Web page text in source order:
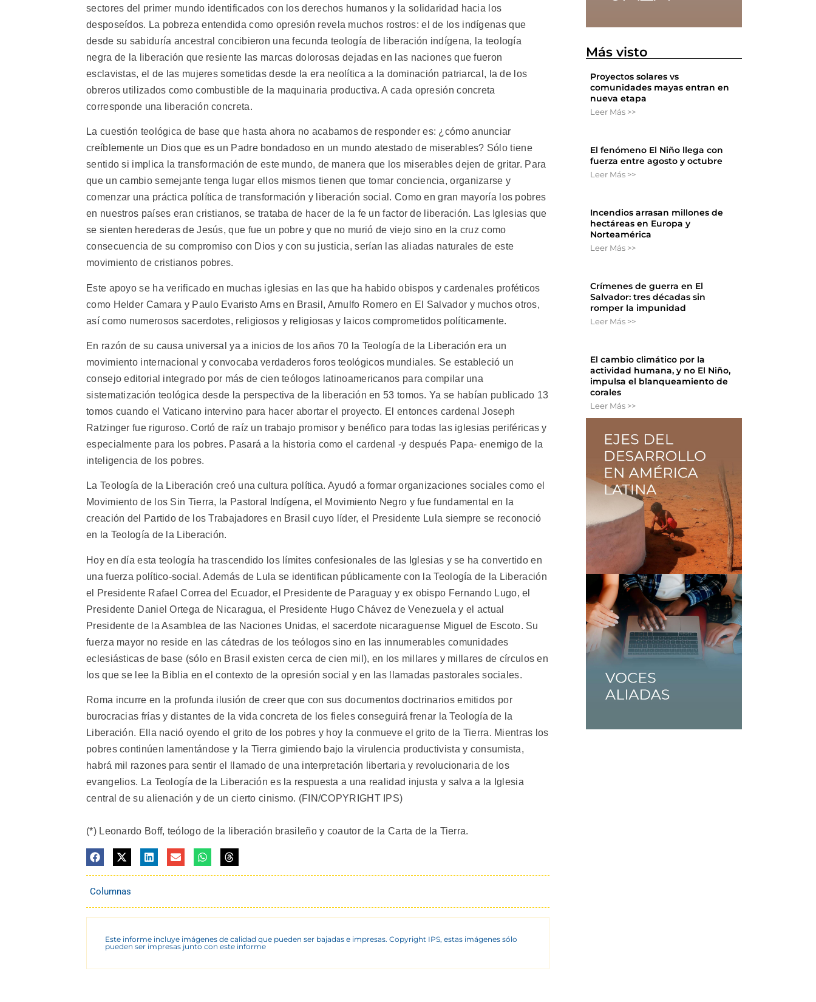
sectores del primer mundo identificados con los derechos humanos y la solidaridad hacia los
desposeídos. La pobreza entendida como opresión revela muchos rostros: el de los indígenas que
desde su sabiduría ancestral concibieron una fecunda teología de liberación indígena, la teología
negra de la liberación que resiente las marcas dolorosas dejadas en las naciones que fueron
esclavistas, el de las mujeres sometidas desde la era neolítica a la dominación patriarcal, la de los
obreros utilizados como combustible de la maquinaria productiva. A cada opresión concreta
corresponde una liberación concreta.
La cuestión teológica de base que hasta ahora no acabamos de responder es: ¿cómo anunciar
creíblemente un Dios que es un Padre bondadoso en un mundo atestado de miserables? Sólo tiene
sentido si implica la transformación de este mundo, de manera que los miserables dejen de gritar. Para
que un cambio semejante tenga lugar ellos mismos tienen que tomar conciencia, organizarse y
comenzar una práctica política de transformación y liberación social. Como en gran mayoría los pobres
en nuestros países eran cristianos, se trataba de hacer de la fe un factor de liberación. Las Iglesias que
se sienten herederas de Jesús, que fue un pobre y que no murió de viejo sino en la cruz como
consecuencia de su compromiso con Dios y con su justicia, serían las aliadas naturales de este
movimiento de cristianos pobres.
Este apoyo se ha verificado en muchas iglesias en las que ha habido obispos y cardenales proféticos
como Helder Camara y Paulo Evaristo Arns en Brasil, Arnulfo Romero en El Salvador y muchos otros,
así como numerosos sacerdotes, religiosos y religiosas y laicos comprometidos políticamente.
En razón de su causa universal ya a inicios de los años 70 la Teología de la Liberación era un
movimiento internacional y convocaba verdaderos foros teológicos mundiales. Se estableció un
consejo editorial integrado por más de cien teólogos latinoamericanos para compilar una
sistematización teológica desde la perspectiva de la liberación en 53 tomos. Ya se habían publicado 13
tomos cuando el Vaticano intervino para hacer abortar el proyecto. El entonces cardenal Joseph
Ratzinger fue riguroso. Cortó de raíz un trabajo promisor y benéfico para todas las iglesias periféricas y
especialmente para los pobres. Pasará a la historia como el cardenal -y después Papa- enemigo de la
inteligencia de los pobres.
La Teología de la Liberación creó una cultura política. Ayudó a formar organizaciones sociales como el
Movimiento de los Sin Tierra, la Pastoral Indígena, el Movimiento Negro y fue fundamental en la
creación del Partido de los Trabajadores en Brasil cuyo líder, el Presidente Lula siempre se reconoció
en la Teología de la Liberación.
Hoy en día esta teología ha trascendido los límites confesionales de las Iglesias y se ha convertido en
una fuerza político-social. Además de Lula se identifican públicamente con la Teología de la Liberación
el Presidente Rafael Correa del Ecuador, el Presidente de Paraguay y ex obispo Fernando Lugo, el
Presidente Daniel Ortega de Nicaragua, el Presidente Hugo Chávez de Venezuela y el actual
Presidente de la Asamblea de las Naciones Unidas, el sacerdote nicaraguense Miguel de Escoto. Su
fuerza mayor no reside en las cátedras de los teólogos sino en las innumerables comunidades
eclesiásticas de base (sólo en Brasil existen cerca de cien mil), en los millares y millares de círculos en
los que se lee la Biblia en el contexto de la opresión social y en las llamadas pastorales sociales.
Roma incurre en la profunda ilusión de creer que con sus documentos doctrinarios emitidos por
burocracias frías y distantes de la vida concreta de los fieles conseguirá frenar la Teología de la
Liberación. Ella nació oyendo el grito de los pobres y hoy la conmueve el grito de la Tierra. Mientras los
pobres continúen lamentándose y la Tierra gimiendo bajo la virulencia productivista y consumista,
habrá mil razones para sentir el llamado de una interpretación libertaria y revolucionaria de los
evangelios. La Teología de la Liberación es la respuesta a una realidad injusta y salva a la Iglesia
central de su alienación y de un cierto cinismo. (FIN/COPYRIGHT IPS)
(*) Leonardo Boff, teólogo de la liberación brasileño y coautor de la Carta de la Tierra.
Columnas
Este informe incluye imágenes de calidad que pueden ser bajadas e impresas. Copyright IPS, estas imágenes sólo
pueden ser impresas junto con este informe
Más visto
Proyectos solares vs
comunidades mayas entran en
nueva etapa
Leer Más >>
El fenómeno El Niño llega con
fuerza entre agosto y octubre
Leer Más >>
Incendios arrasan millones de
hectáreas en Europa y
Norteamérica
Leer Más >>
Crímenes de guerra en El
Salvador: tres décadas sin
romper la impunidad
Leer Más >>
El cambio climático por la
actividad humana, y no El Niño,
impulsa el blanqueamiento de
corales
Leer Más >>